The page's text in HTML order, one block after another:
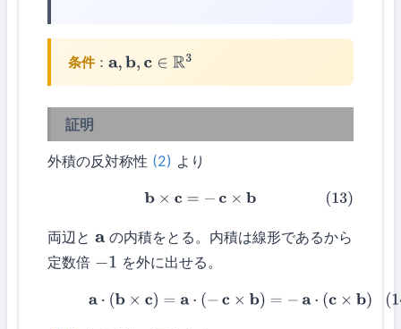
条件：a,b,c∈R3
証明
外積の反対称性 (2) より
(13)b×c =−c ×b
両辺と a の内積をとる。内積は線形であるから
定数倍 −1 を外に出せる。
(14) a⋅( b× c )=a ⋅(−c×b)=−a ⋅(c ×b